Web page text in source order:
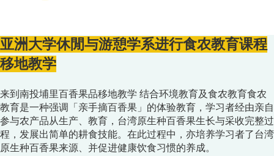
亚洲大学休閒与游憩学系进行食农教育课程
移地教学
来到南投埔里百香果品移地教学 结合环境教育及食农教育食农
教育是一种强调「亲手摘百香果」的体验教育，学习者经由亲自
参与农产品从生产、教育，台湾原生种百香果生长与采收完整过
程，发展出简单的耕食技能。在此过程中，亦培养学习者了台湾
原生种百香果来源、并促进健康饮食习惯的养成。